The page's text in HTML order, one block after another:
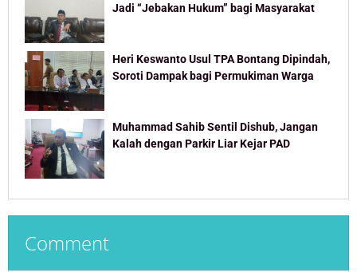
Jadi “Jebakan Hukum” bagi Masyarakat
Heri Keswanto Usul TPA Bontang Dipindah,
Soroti Dampak bagi Permukiman Warga
Muhammad Sahib Sentil Dishub, Jangan
Kalah dengan Parkir Liar Kejar PAD
Comment